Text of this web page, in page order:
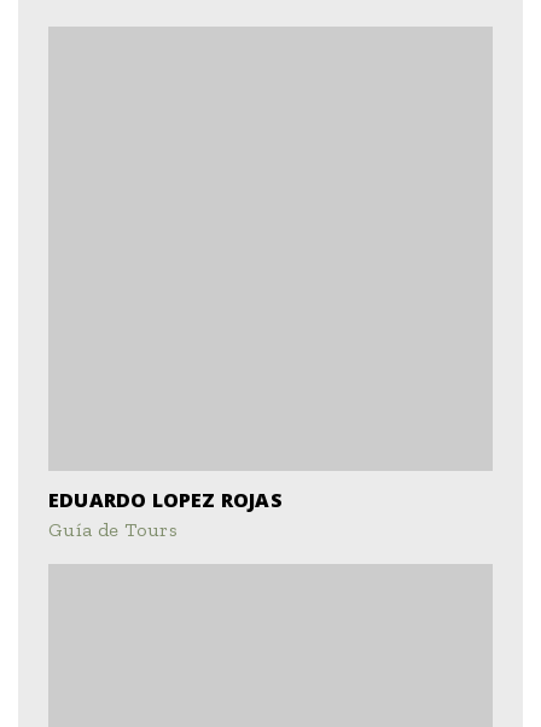
EDUARDO LOPEZ ROJAS
Guía de Tours